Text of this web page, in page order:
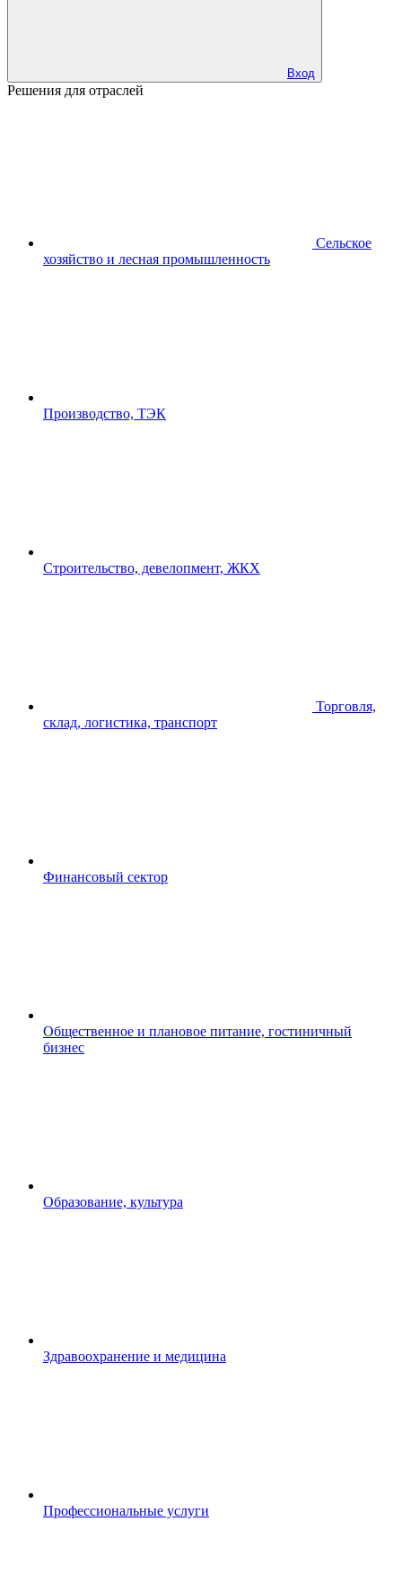
Вход
Решения для отраслей
Сельское
хозяйство и лесная промышленность
Производство, ТЭК
Строительство, девелопмент, ЖКХ
Торговля,
склад, логистика, транспорт
Финансовый сектор
Общественное и плановое питание, гостиничный
бизнес
Образование, культура
Здравоохранение и медицина
Профессиональные услуги